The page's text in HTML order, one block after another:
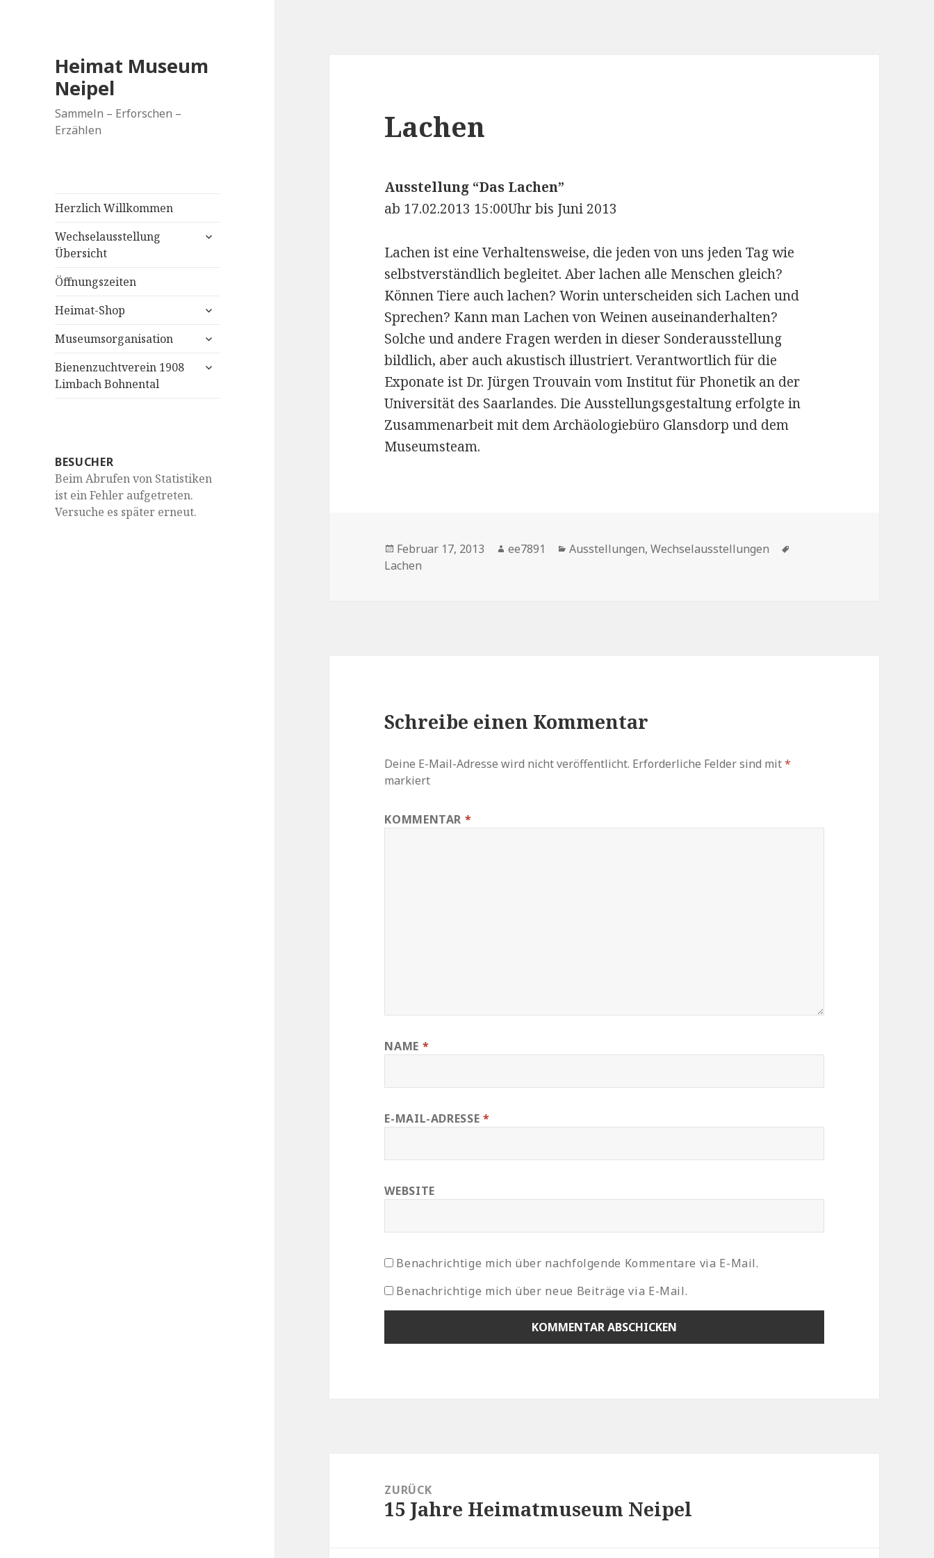
Heimat Museum
Neipel
Sammeln – Erforschen –
Erzählen
Herzlich Willkommen
Wechselausstellung
Übersicht
untermenü
Öffnungszeiten
Heimat-Shop
untermenü
Museumsorganisation
untermenü
Bienenzuchtverein 1908
Limbach Bohnental
untermenü
BESUCHER
Beim Abrufen von Statistiken
ist ein Fehler aufgetreten.
Versuche es später erneut.
Lachen
Ausstellung “Das Lachen”
ab 17.02.2013 15:00Uhr bis Juni 2013
Lachen ist eine Verhaltensweise, die jeden von uns jeden Tag wie
selbstverständlich begleitet. Aber lachen alle Menschen gleich?
Können Tiere auch lachen? Worin unterscheiden sich Lachen und
Sprechen? Kann man Lachen von Weinen auseinanderhalten?
Solche und andere Fragen werden in dieser Sonderausstellung
bildlich, aber auch akustisch illustriert. Verantwortlich für die
Exponate ist Dr. Jürgen Trouvain vom Institut für Phonetik an der
Universität des Saarlandes. Die Ausstellungsgestaltung erfolgte in
Zusammenarbeit mit dem Archäologiebüro Glansdorp und dem
Museumsteam.
Veröffentlicht
am
Februar 17, 2013 Autor
ee7891 Kategorien
Ausstellungen,Wechselausstellungen
Lachen
Schreibe einen Kommentar
Deine E-Mail-Adresse wird nicht veröffentlicht. Erforderliche Felder sind mit*
markiert
KOMMENTAR *
NAME *
E-MAIL-ADRESSE *
WEBSITE
Benachrichtige mich über nachfolgende Kommentare via E-Mail.
Benachrichtige mich über neue Beiträge via E-Mail.
ZURÜCK
Vorheriger
15 Jahre Heimatmuseum Neipel